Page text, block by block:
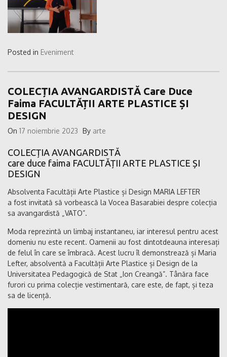
Posted in Eveniment
COLECȚIA AVANGARDISTĂ Care Duce
Faima FACULTĂȚII ARTE PLASTICE ȘI
DESIGN
On 17 noiembrie 2023 By arte
COLECȚIA AVANGARDISTĂ
care duce faima FACULTĂȚII ARTE PLASTICE ȘI
DESIGN
Absolventa Facultății Arte Plastice și Design MARIA LEFTER
a fost invitată să vorbească la Vocea Basarabiei despre colecția
sa avangardistă „VATO”.
Moda reprezintă un limbaj instantaneu, iar interesul pentru acest
domeniu nu este recent. Oamenii au fost dintotdeauna interesați
de felul în care se îmbracă. Acest lucru îl demonstrează și Maria
Lefter, absolventă a Facultății Arte Plastice și Design de la
Universitatea Pedagogică de Stat „Ion Creangă”. Tânăra face
furori cu prima colecție vestimentară, care este, de fapt, și teza
sa de licență.